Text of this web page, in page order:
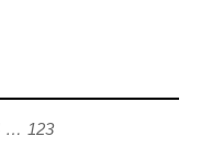
… 123